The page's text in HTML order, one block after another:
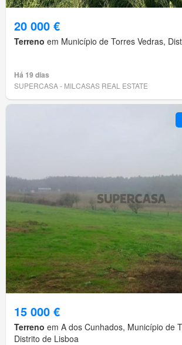
20 000 €
Terreno em Município de Torres Vedras,
Há 19 dias
SUPERCASA - MILCASAS REAL ESTATE
15 000 €
Terreno em A dos Cunhados, Município de
Distrito de Lisboa